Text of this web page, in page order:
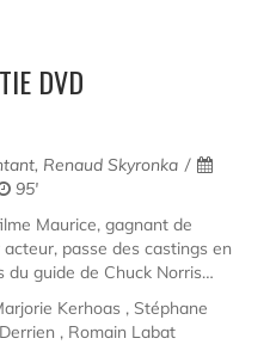
DVD
Renaud Skyronka
95'
Maurice, gagnant de
acteur, passe des castings en
du guide de Chuck Norris…
Kerhoas , Stéphane
, Romain Labat